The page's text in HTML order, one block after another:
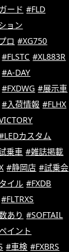
ード #FLD
ョン
ロ #XG750
#FLSTC #XL883R
#A-DAY
#FXDWG #展示車
#入荷情報 #FLHX
カスタム
乗車 #雑誌掲載
#静岡店 #試乗会
イル #FXDB
#FLTRXS
あり #SOFTAIL
イント
#車検 #FXBRS